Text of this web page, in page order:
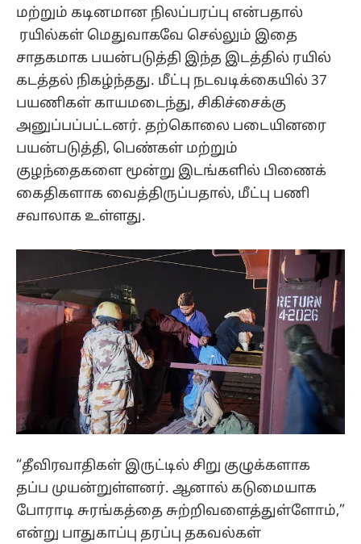
மற்றும் கடினமான நிலப்பரப்பு என்பதால்
ரயில்கள் மெதுவாகவே செல்லும் இதை
சாதகமாக பயன்படுத்தி இந்த இடத்தில் ரயில்
கடத்தல் நிகழ்ந்தது. மீட்பு நடவடிக்கையில் 37
பயணிகள் காயமடைந்து, சிகிச்சைக்கு
அனுப்பப்பட்டனர். தற்கொலை படையினரை
பயன்படுத்தி, பெண்கள் மற்றும்
குழந்தைகளை மூன்று இடங்களில் பிணைக்
கைதிகளாக வைத்திருப்பதால், மீட்பு பணி
சவாலாக உள்ளது.
“தீவிரவாதிகள் இருட்டில் சிறு குழுக்களாக
தப்ப முயன்றுள்ளனர். ஆனால் கடுமையாக
போராடி சுரங்கத்தை சுற்றிவளைத்துள்ளோம்,”
என்று பாதுகாப்பு தரப்பு தகவல்கள்